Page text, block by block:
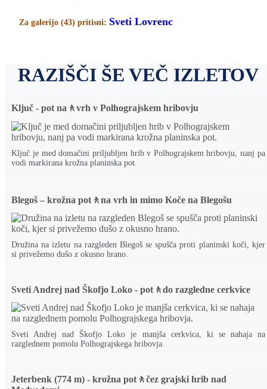
Za galerijo (43) pritisni: Sveti Lovrenc
RAZIŠČI ŠE VEČ IZLETOV
Ključ - pot na🚶vrh v Polhograjskem hribovju
Ključ je med domačini priljubljen hrib v Polhograjskem hribovju, nanj pa
vodi markirana krožna planinska pot.
Blegoš – krožna pot🚶na vrh in mimo Koče na Blegošu
Družina na izletu na razgleden Blegoš se spušča proti planinski koči, kjer
si privežemo dušo z okusno hrano.
Sveti Andrej nad Škofjo Loko - pot🚶do razgledne cerkvice
Sveti Andrej nad Škofjo Loko je manjša cerkvica, ki se nahaja na
razglednem pomolu Polhograjskega hribovja.
Jeterbenk (774 m) - krožna pot🚶čez grajski hrib nad